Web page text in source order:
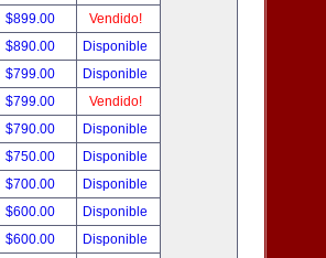
$899.00
Vendido!
$890.00
Disponible
$799.00
Disponible
$799.00
Vendido!
$790.00
Disponible
$750.00
Disponible
$700.00
Disponible
$600.00
Disponible
$600.00
Disponible